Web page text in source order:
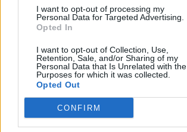
I want to opt-out of processing my
Personal Data for Targeted Advertising.
Opted In
I want to opt-out of Collection, Use,
Retention, Sale, and/or Sharing of my
Personal Data that Is Unrelated with the
Purposes for which it was collected.
Opted Out
CONFIRM